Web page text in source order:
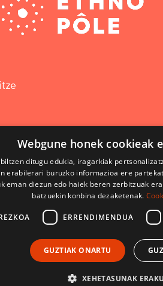
KONTAKTUA
ERABILPEN
CodeSyntax-ek garatua.
Webgune honek cookieak
ditugu edukia, iragarkiak
erabilerari buruzko informazioa ere
eman diezun edo haiek beren zerbitzuak
batzuekin konbina dezaketenak.
ERRENDIMENDUA
GUZTIAK ONARTU
XEHETASUNAK